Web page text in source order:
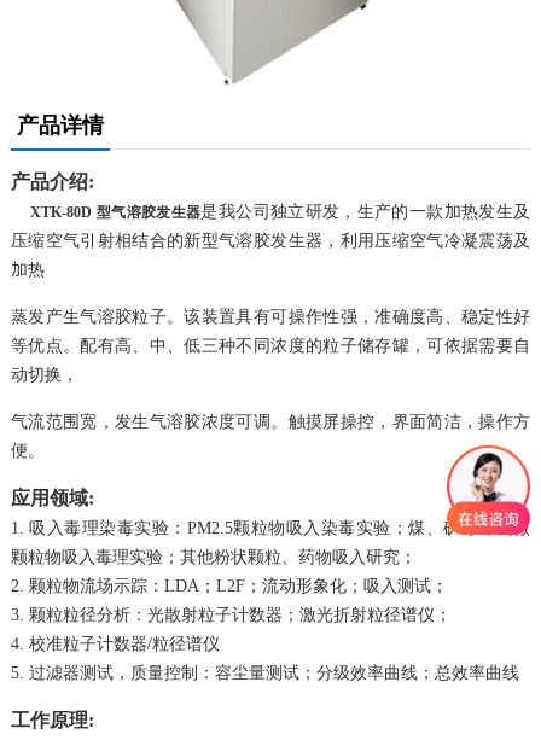
产品详情
产品介绍:
XTK-80D 型气溶胶发生器是我公司独立研发，生产的一款加热发生及
压缩空气引射相结合的新型气溶胶发生器，利用压缩空气冷凝震荡及
加热
蒸发产生气溶胶粒子。该装置具有可操作性强，准确度高、稳定性好
等优点。配有高、中、低三种不同浓度的粒子储存罐，可依据需要自
动切换，
气流范围宽，发生气溶胶浓度可调。触摸屏操控， 界面简洁，操作方
便。
应用领域:
1. 吸入毒理染毒实验：PM2.5颗粒物吸入染毒实验；煤、矿等环境微
颗粒物吸入毒理实验；其他粉状颗粒、药物吸入研究；
2. 颗粒物流场示踪：LDA；L2F；流动形象化；吸入测试；
3. 颗粒粒径分析：光散射粒子计数器；激光折射粒径谱仪；
4. 校准粒子计数器/粒径谱仪
5. 过滤器测试，质量控制：容尘量测试；分级效率曲线；总效率曲线
工作原理: